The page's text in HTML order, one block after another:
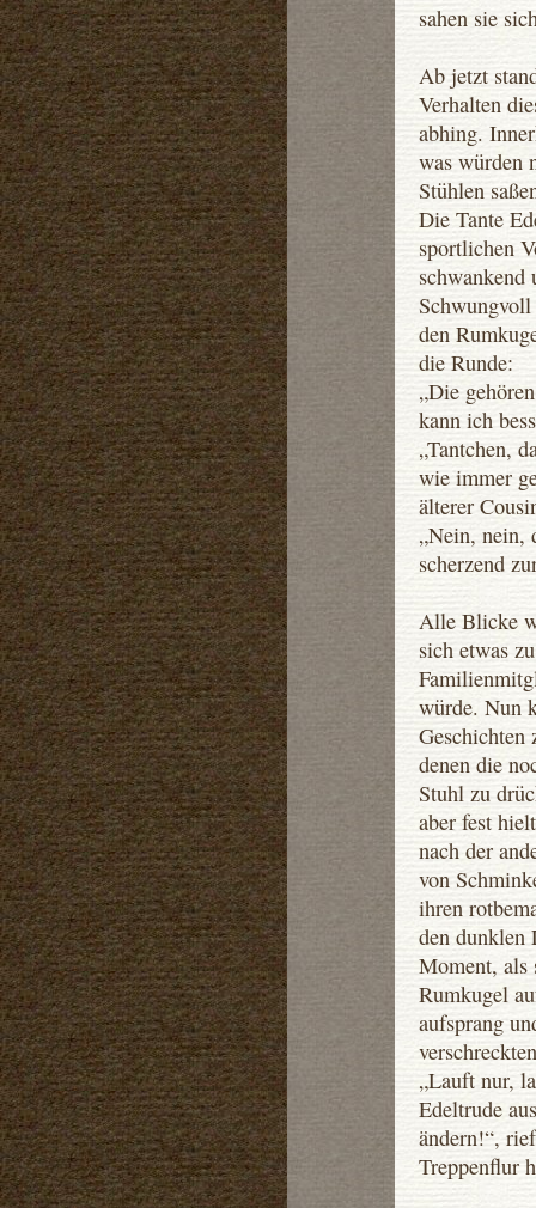
sahen sie
Ab jetzt
Verhalten
abhing.
was würden
Stühlen
Die Tante
sportlichen
schwankend
den
die Runde:
„Die
kann ich
„Tantchen,
wie immer
älterer
„Nein, nein,
scherzend
Alle Blicke
sich etwas
würde. Nun
Geschichten
denen die
Stuhl zu
aber fest
nach der
von
ihren
den dunklen
Moment, als
Rumkugel
aufsprang
„Lauft nur,
Edeltrude
ändern!“,
Treppenflur